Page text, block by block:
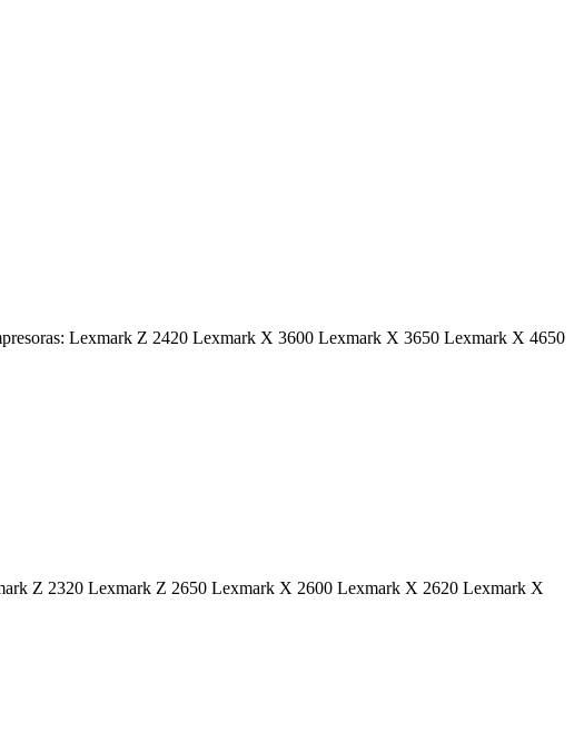
Lexmark Z 2420 Lexmark X 3600 Lexmark X 3650 Lexmark X 4650
Z 2320 Lexmark Z 2650 Lexmark X 2600 Lexmark X 2620 Lexmark X